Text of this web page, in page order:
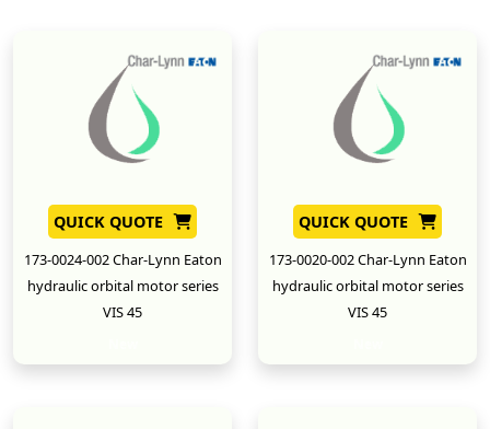
QUICK QUOTE
173-0024-002 Char-Lynn Eaton
hydraulic orbital motor series
VIS 45
QUICK QUOTE
173-0020-002 Char-Lynn Eaton
hydraulic orbital motor series
VIS 45